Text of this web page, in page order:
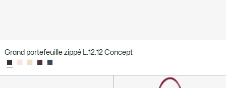
Grand portefeuille zippé L.12.12 Concept